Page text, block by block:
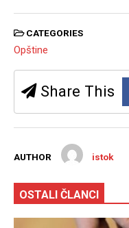
CATEGORIES
Opštine
Share This
AUTHOR istok
OSTALI ČLANCI